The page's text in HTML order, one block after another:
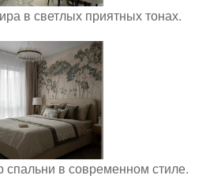
в светлых приятных тонах.
спальни в современном стиле.